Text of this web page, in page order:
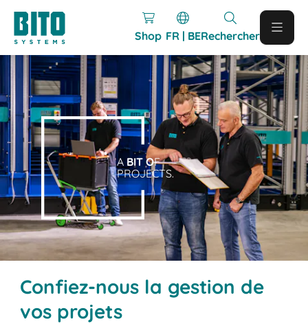
Shop FR | BERechercher
A BIT OF
PROJECTS.
Confiez-nous la gestion de
vos projets